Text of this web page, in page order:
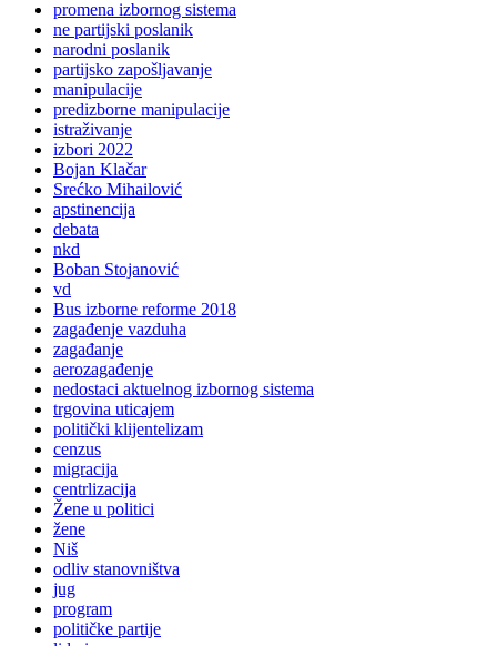
promena izbornog sistema
ne partijski poslanik
narodni poslanik
partijsko zapošljavanje
manipulacije
predizborne manipulacije
istraživanje
izbori 2022
Bojan Klačar
Srećko Mihailović
apstinencija
debata
nkd
Boban Stojanović
vd
Bus izborne reforme 2018
zagađenje vazduha
zagađanje
aerozagađenje
nedostaci aktuelnog izbornog sistema
trgovina uticajem
politički klijentelizam
cenzus
migracija
centrlizacija
Žene u politici
žene
Niš
odliv stanovništva
jug
program
političke partije